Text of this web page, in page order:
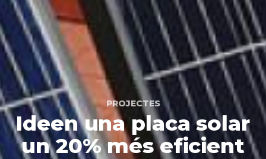
PROJECTES
Ideen una placa solar
un 20% més eficient